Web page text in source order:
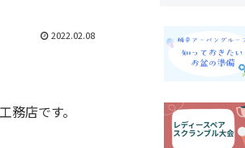
2022.02.08
店です。